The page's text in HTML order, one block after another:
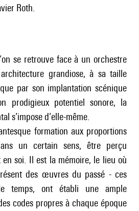
Roth.
se retrouve face à un orchestre
grandiose, à sa taille
par son implantation scénique
prodigieux potentiel sonore, la
s’impose d’elle-même.
formation aux proportions
un certain sens, être perçu
soi. Il est la mémoire, le lieu où
des œuvres du passé - ces
temps, ont établi une ample
codes propres à chaque époque